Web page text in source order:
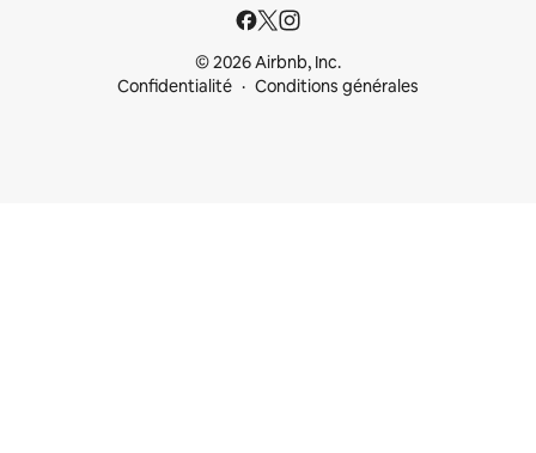
© 2026 Airbnb, Inc.
Confidentialité
Conditions générales